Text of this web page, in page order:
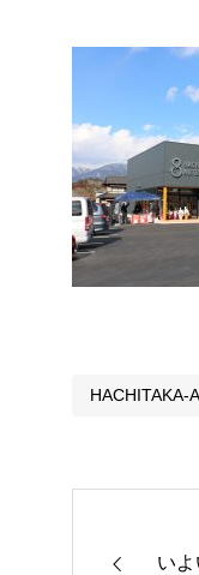
HACHITAKA-
い